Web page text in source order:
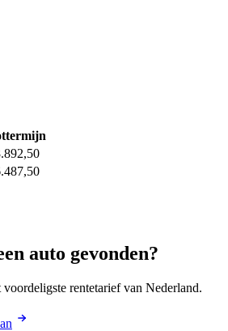
auto gevonden?
rentetarief van Nederland.